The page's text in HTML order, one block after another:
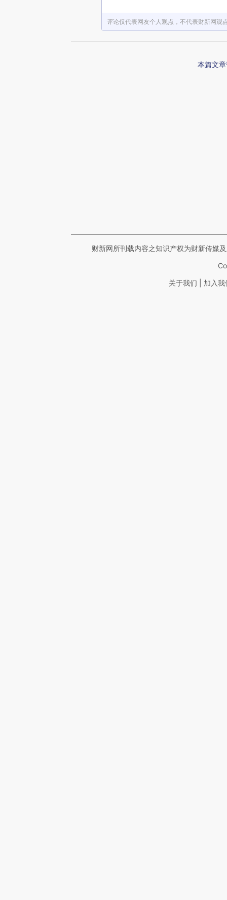
评论仅代表网友个人观点，不代表财新网观
本篇文
财新网所刊载内容之知识产权为财新传媒
关于我们 加入我